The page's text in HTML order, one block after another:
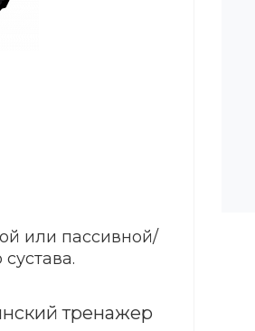
или пассивной/
тренажер